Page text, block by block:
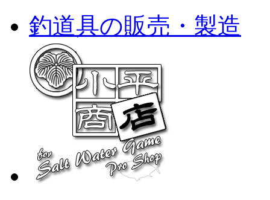
釣道具の販売・製造